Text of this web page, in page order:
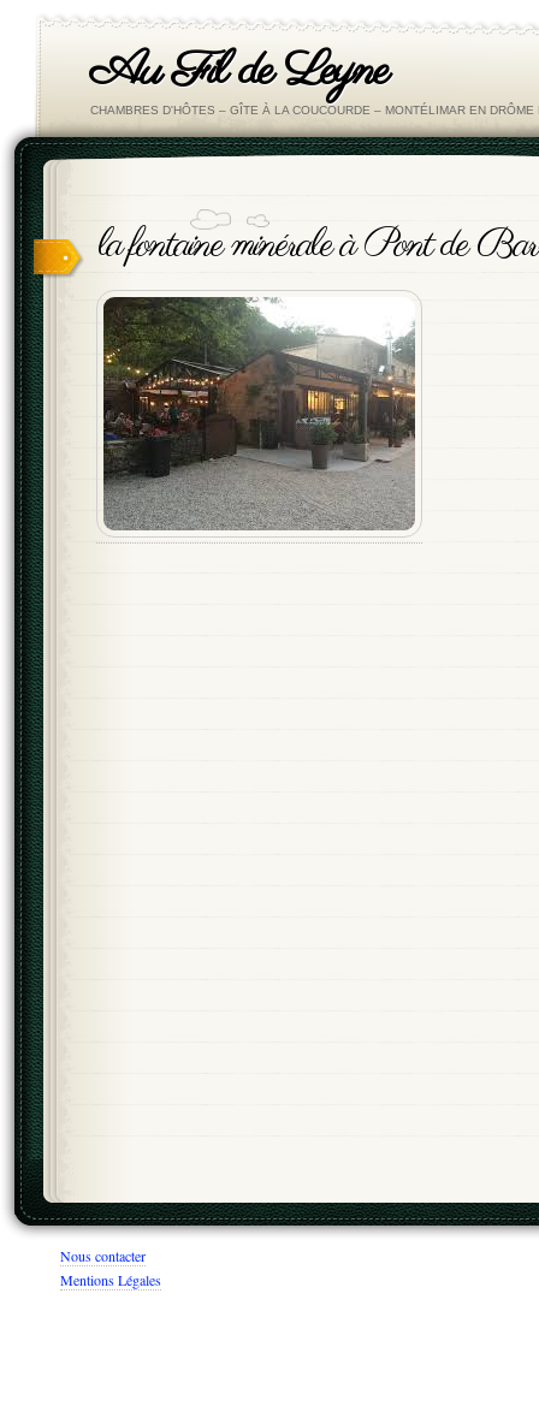
Au Fil de Leyne
CHAMBRES D'HÔTES – GÎTE À LA COUCOURDE – MONTÉLIMAR EN DRÔME
la fontaine minérale à Pont de
Nous contacter
Mentions Légales